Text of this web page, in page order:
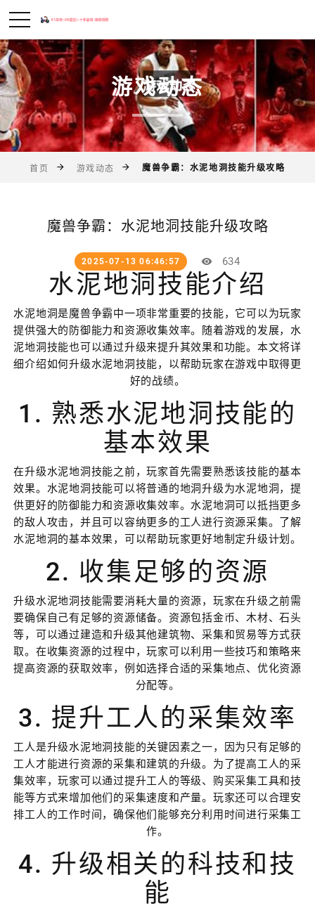
游戏动态
首页 游戏动态 魔兽争霸：水泥地洞技能升级攻略
魔兽争霸：水泥地洞技能升级攻略
2025-07-13 06:46:57 634
水泥地洞技能介绍
水泥地洞是魔兽争霸中一项非常重要的技能，它可以为玩家
提供强大的防御能力和资源收集效率。随着游戏的发展，水
泥地洞技能也可以通过升级来提升其效果和功能。本文将详
细介绍如何升级水泥地洞技能，以帮助玩家在游戏中取得更
好的战绩。
1. 熟悉水泥地洞技能的
基本效果
在升级水泥地洞技能之前，玩家首先需要熟悉该技能的基本
效果。水泥地洞技能可以将普通的地洞升级为水泥地洞，提
供更好的防御能力和资源收集效率。水泥地洞可以抵挡更多
的敌人攻击，并且可以容纳更多的工人进行资源采集。了解
水泥地洞的基本效果，可以帮助玩家更好地制定升级计划。
2. 收集足够的资源
升级水泥地洞技能需要消耗大量的资源，玩家在升级之前需
要确保自己有足够的资源储备。资源包括金币、木材、石头
等，可以通过建造和升级其他建筑物、采集和贸易等方式获
取。在收集资源的过程中，玩家可以利用一些技巧和策略来
提高资源的获取效率，例如选择合适的采集地点、优化资源
分配等。
3. 提升工人的采集效率
工人是升级水泥地洞技能的关键因素之一，因为只有足够的
工人才能进行资源的采集和建筑的升级。为了提高工人的采
集效率，玩家可以通过提升工人的等级、购买采集工具和技
能等方式来增加他们的采集速度和产量。玩家还可以合理安
排工人的工作时间，确保他们能够充分利用时间进行采集工
作。
4. 升级相关的科技和技
能